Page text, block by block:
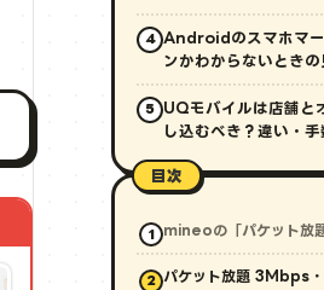
4
Androidのスマホマー
ンかわからないとき
5
UQモバイルは店舗と
し込むべき？違い・
目次
mineoの「パケット放
パケット放題 3Mbps